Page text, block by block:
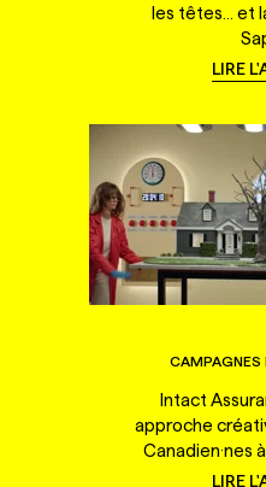
les têtes... et
LIRE
CAMPAGNES
Intact
approche
Canadien·nes
LIRE